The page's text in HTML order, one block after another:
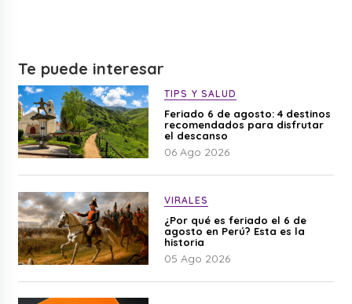
Te puede interesar
TIPS Y SALUD
Feriado 6 de agosto: 4 destinos
recomendados para disfrutar
el descanso
06 Ago 2026
VIRALES
¿Por qué es feriado el 6 de
agosto en Perú? Esta es la
historia
05 Ago 2026